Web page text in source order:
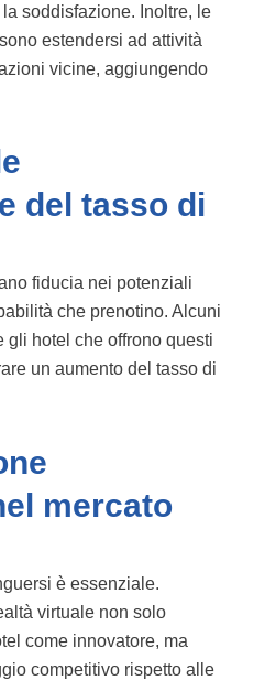
soddisfazione. Inoltre, le
estendersi ad attività
vicine, aggiungendo
del tasso di
fiducia nei potenziali
che prenotino. Alcuni
gli hotel che offrono questi
un aumento del tasso di
mercato
è essenziale.
virtuale non solo
come innovatore, ma
competitivo rispetto alle